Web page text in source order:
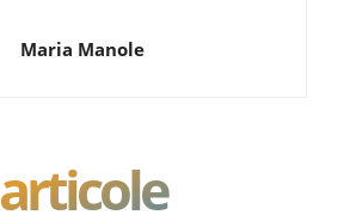
Maria Manole
articole